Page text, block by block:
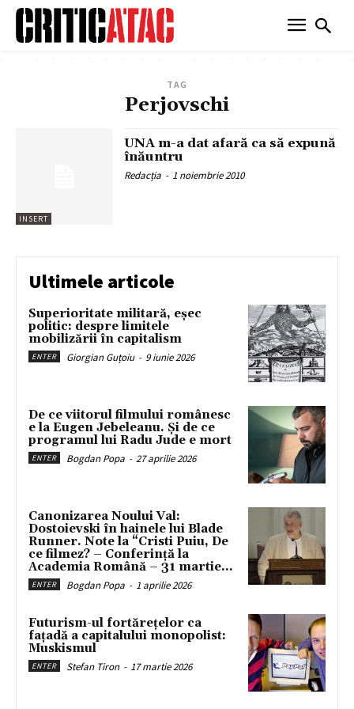
TAG
Perjovschi
INSERT
UNA m-a dat afară ca să expună
înăuntru
Redacția - 1 noiembrie 2010
Ultimele articole
Superioritate militară, eșec
politic: despre limitele
mobilizării în capitalism
ENTER Giorgian Guțoiu - 9 iunie 2026
De ce viitorul filmului românesc
e la Eugen Jebeleanu. Și de ce
programul lui Radu Jude e mort
ENTER Bogdan Popa - 27 aprilie 2026
Canonizarea Noului Val:
Dostoievski în hainele lui Blade
Runner. Note la “Cristi Puiu, De
ce filmez? – Conferință la
Academia Română – 31 martie...
ENTER Bogdan Popa - 1 aprilie 2026
Futurism-ul fortărețelor ca
fațadă a capitalului monopolist:
Muskismul
ENTER Stefan Tiron - 17 martie 2026